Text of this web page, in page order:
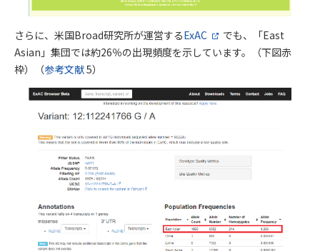
さらに、米国Broad研究所が運営するExAC
でも、「East
Asian」集団では約26％の出現頻度を示しています。（下図赤
枠）（参考文献5）